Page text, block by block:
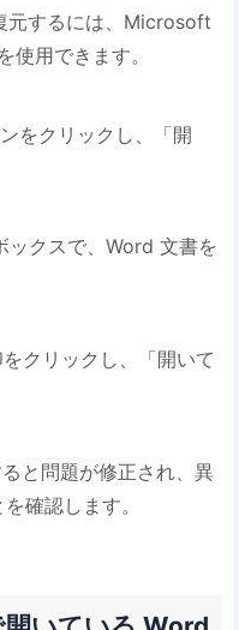
元するには、Microsoft
用できます。
をクリックし、「開
ックスで、Word 文書を
クリックし、「開いて
と問題が修正され、異
確認します。